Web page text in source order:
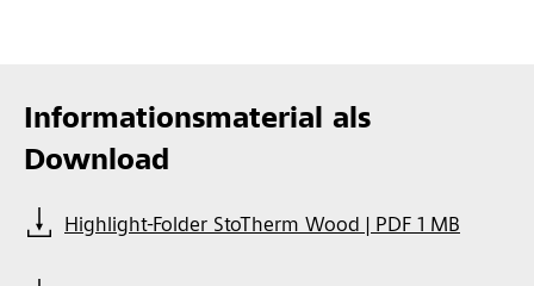
Informationsmaterial als
Download
Highlight-Folder StoTherm Wood | PDF 1 MB